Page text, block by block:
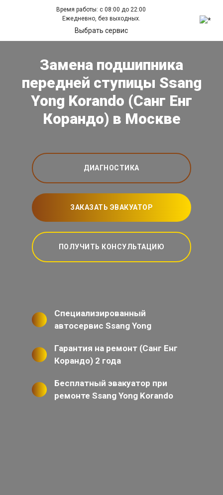
Время работы: с 08:00 до 22:00
Ежедневно, без выходных.
Выбрать сервис
Замена подшипника
передней ступицы Ssang
Yong Korando (Санг Енг
Корандо) в Москве
ДИАГНОСТИКА
ЗАКАЗАТЬ ЭВАКУАТОР
ПОЛУЧИТЬ КОНСУЛЬТАЦИЮ
Специализированный
автосервис Ssang Yong
Гарантия на ремонт (Санг Енг
Корандо) 2 года
Бесплатный эвакуатор при
ремонте Ssang Yong Korando